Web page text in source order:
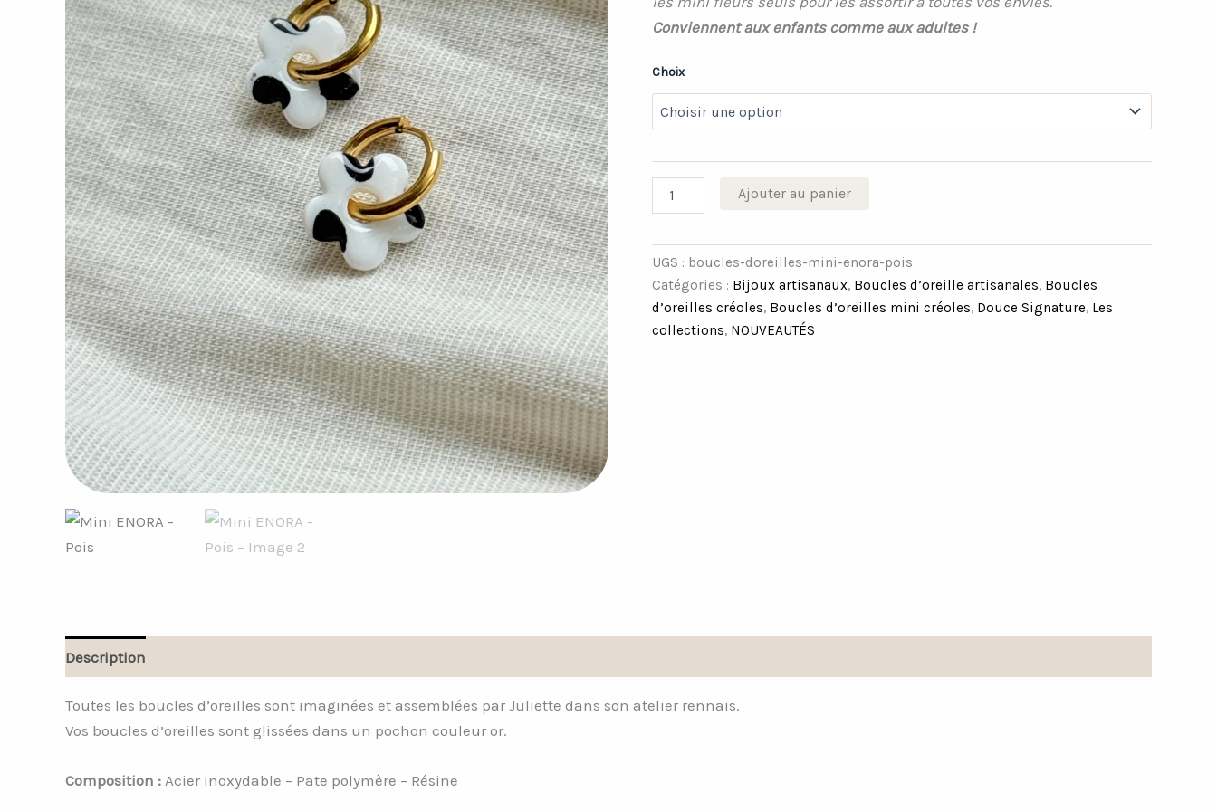
Conviennent aux enfants comme aux adultes !
Choix
Ajouter au panier
UGS : boucles-doreilles-mini-enora-pois
Catégories : Bijoux artisanaux, Boucles d’oreille artisanales, Boucles
d’oreilles créoles, Boucles d’oreilles mini créoles, Douce Signature, Les
collections, NOUVEAUTÉS
Description
Toutes les boucles d’oreilles sont imaginées et assemblées par Juliette dans son atelier rennais.
Vos boucles d’oreilles sont glissées dans un pochon couleur or.
Composition : Acier inoxydable – Pate polymère – Résine